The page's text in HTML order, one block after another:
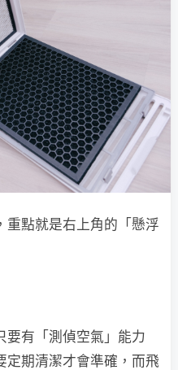
重點就是右上角的「懸浮
要有「測偵空氣」能力
定期清潔才會準確，而飛